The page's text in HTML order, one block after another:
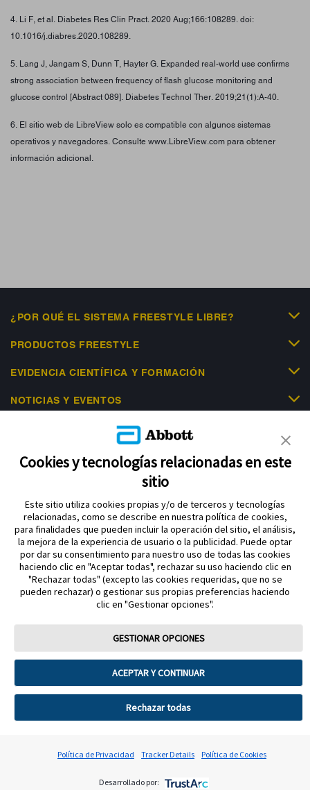
4. Li F, et al. Diabetes Res Clin Pract. 2020 Aug;166:108289. doi:
10.1016/j.diabres.2020.108289.
5. Lang J, Jangam S, Dunn T, Hayter G. Expanded real-world use confirms
strong association between frequency of flash glucose monitoring and
glucose control [Abstract 089]. Diabetes Technol Ther. 2019;21(1):A-40.
6. El sitio web de LibreView solo es compatible con algunos sistemas
operativos y navegadores. Consulte www.LibreView.com para obtener
información adicional.
¿POR QUÉ EL SISTEMA FREESTYLE LIBRE?
PRODUCTOS FREESTYLE
EVIDENCIA CIENTÍFICA Y FORMACIÓN
NOTICIAS Y EVENTOS
AYUDA
Política de privacidad
Aviso legal y términos y condiciones de uso Abbott
Política de cookies
Acerca de Abbott diabetes care división
FreeStyle, Libre, y las marcas relacionadas son marcas comerciales de
Abbott Material dirigido a profesional sanitario. Para mayor información lea
atentamente el Manual de Usuario. Cumple con la normativa que regula los
productos sanitarios. Los Sistemas de Monitorización de Glucosa FreeStyle
Libre deben retirarse antes de someterse a un estudio de imágenes por
resonancia magnética (RM). Imágenes para fines ilustrativos. No son
pacientes, profesionales sanitarios ni datos reales. © 2026 Abbott.
Cookies y tecnologías relacionadas en este
sitio
Este sitio utiliza cookies propias y/o de terceros y tecnologías
relacionadas, como se describe en nuestra política de cookies,
para finalidades que pueden incluir la operación del sitio, el análisis,
la mejora de la experiencia de usuario o la publicidad. Puede optar
por dar su consentimiento para nuestro uso de todas las cookies
haciendo clic en "Aceptar todas", rechazar su uso haciendo clic en
"Rechazar todas" (excepto las cookies requeridas, que no se
pueden rechazar) o gestionar sus propias preferencias haciendo
clic en "Gestionar opciones".
GESTIONAR OPCIONES
ACEPTAR Y CONTINUAR
Rechazar todas
Política de Privacidad Tracker Details Política de Cookies
Desarrollado por: